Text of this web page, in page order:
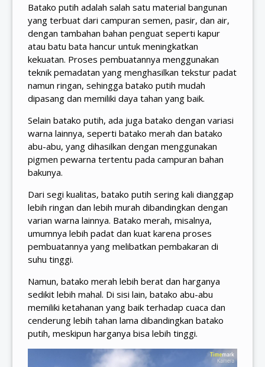
Batako putih adalah salah satu material bangunan
yang terbuat dari campuran semen, pasir, dan air,
dengan tambahan bahan penguat seperti kapur
atau batu bata hancur untuk meningkatkan
kekuatan. Proses pembuatannya menggunakan
teknik pemadatan yang menghasilkan tekstur padat
namun ringan, sehingga batako putih mudah
dipasang dan memiliki daya tahan yang baik.
Selain batako putih, ada juga batako dengan variasi
warna lainnya, seperti batako merah dan batako
abu-abu, yang dihasilkan dengan menggunakan
pigmen pewarna tertentu pada campuran bahan
bakunya.
Dari segi kualitas, batako putih sering kali dianggap
lebih ringan dan lebih murah dibandingkan dengan
varian warna lainnya. Batako merah, misalnya,
umumnya lebih padat dan kuat karena proses
pembuatannya yang melibatkan pembakaran di
suhu tinggi.
Namun, batako merah lebih berat dan harganya
sedikit lebih mahal. Di sisi lain, batako abu-abu
memiliki ketahanan yang baik terhadap cuaca dan
cenderung lebih tahan lama dibandingkan batako
putih, meskipun harganya bisa lebih tinggi.